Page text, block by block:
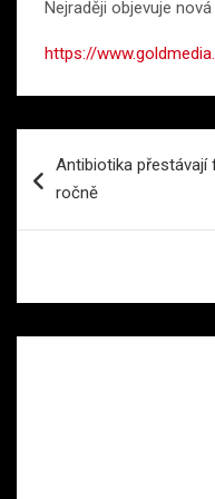
Nejraději objevuje
https://
proAntibiotika přestávají
ročně